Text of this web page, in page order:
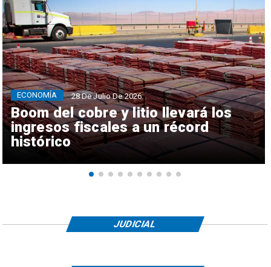
Boom del cobre y litio llevará los
ingresos fiscales a un récord
histórico
ECONOMÍA 28 De Julio De 2026
JUDICIAL